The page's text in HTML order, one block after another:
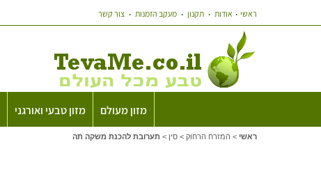
ראשי אודות תקנון מעקב הזמנות צור קשר
מזון מעולם מזון טבעי ואורגני
ראשי > המזרח הרחוק > סין > תערובת להכנת משקה תה